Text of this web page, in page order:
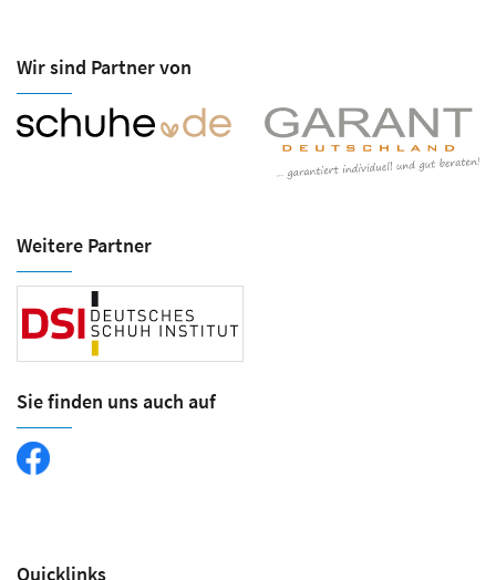
Wir sind Partner von
Weitere Partner
Sie finden uns auch auf
Quicklinks